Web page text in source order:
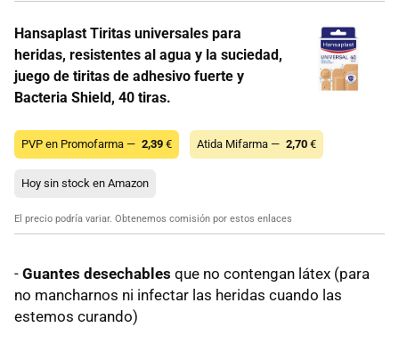
Hansaplast Tiritas universales para
heridas, resistentes al agua y la suciedad,
juego de tiritas de adhesivo fuerte y
Bacteria Shield, 40 tiras.
PVP en Promofarma — 2,39 € Atida Mifarma — 2,70 €
Hoy sin stock en Amazon
El precio podría variar. Obtenemos comisión por estos enlaces
- Guantes desechables que no contengan látex (para
no mancharnos ni infectar las heridas cuando las
estemos curando)